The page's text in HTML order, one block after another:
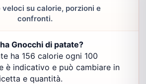
veloci su calorie, porzioni e
confronti.
Gnocchi di patate?
ha 156 calorie ogni 100
è indicativo e può cambiare in
e quantità.